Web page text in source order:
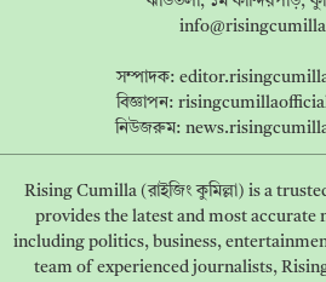
সম্পাদক:
বিজ্ঞাপন:
নিউজরুম:
Rising Cumilla (রাইজিং কুমিল্লা) is a
provides the latest and most accurate
including politics, business,
team of experienced journalists,